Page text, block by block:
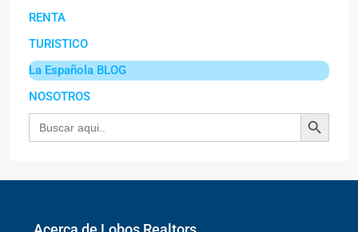
RENTA
TURISTICO
La Española BLOG
NOSOTROS
Buscar:
Botón de